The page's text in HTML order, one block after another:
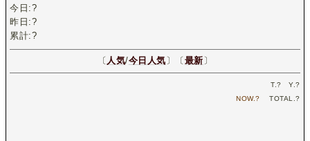
今日:?
昨日:?
累計:?
〔 人気/今日人気 〕〔 最新 〕
T.? Y.?
NOW.? TOTAL.?